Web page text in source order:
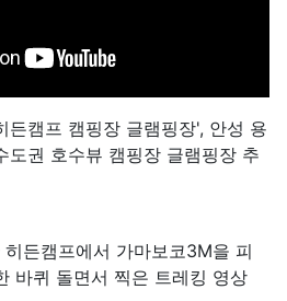
든캠프 캠핑장 글램핑장', 안성 용
도권 호수뷰 캠핑장 글램핑장 추
든캠프에서 가마보코3M을 피
바퀴 돌면서 찍은 트레킹 영상